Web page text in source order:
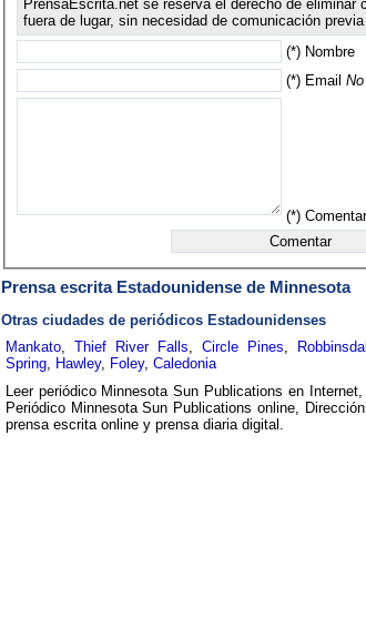
PrensaEscrita.net se reserva el derecho de eliminar
fuera de lugar, sin necesidad de comunicación
(*) Nombre
(*) Email
(*)
Prensa escrita Estadounidensede Minnesota
Otras ciudades de periódicos Estadounidenses
Mankato, Thief River Falls,Circle Pines,
Spring, Hawley, Foley, Caledonia
Leer periódico Minnesota Sun Publications en
Periódico Minnesota Sun Publications online,
prensa escrita online y prensa diaria digital.